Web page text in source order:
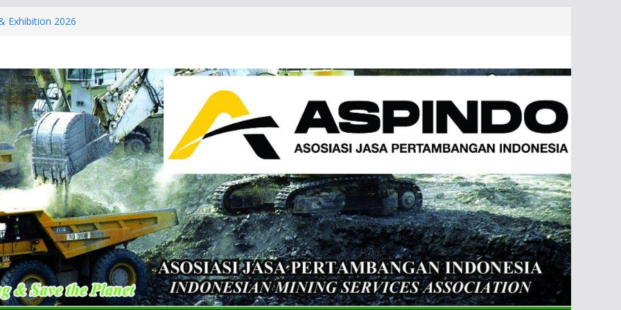
Exhibition 2026
of the International
Indonesia 2026 and CT
& Expo 2026